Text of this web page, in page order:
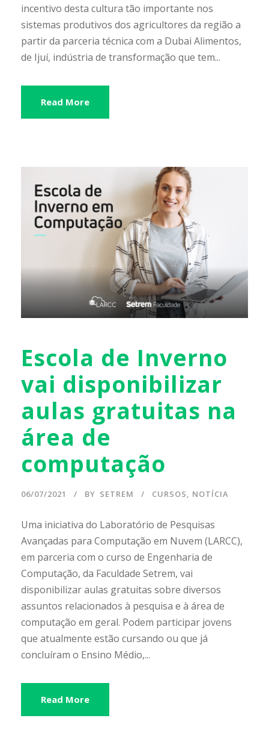
incentivo desta cultura tão importante nos
sistemas produtivos dos agricultores da região a
partir da parceria técnica com a Dubai Alimentos,
de Ijuí, indústria de transformação que tem...
Read More
Escola de Inverno
vai disponibilizar
aulas gratuitas na
área de
computação
06/07/2021 BY SETREM CURSOS, NOTÍCIA
Uma iniciativa do Laboratório de Pesquisas
Avançadas para Computação em Nuvem (LARCC),
em parceria com o curso de Engenharia de
Computação, da Faculdade Setrem, vai
disponibilizar aulas gratuitas sobre diversos
assuntos relacionados à pesquisa e à área de
computação em geral. Podem participar jovens
que atualmente estão cursando ou que já
concluíram o Ensino Médio,...
Read More